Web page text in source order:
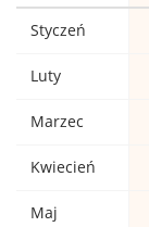
Styczeń
Luty
Marzec
Kwiecień
Maj